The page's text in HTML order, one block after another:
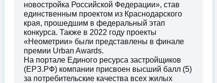
новостройка Российской Федерации», став
единственным проектом из Краснодарского
края, прошедшим в федеральный этап
конкурса. Также в 2022 году проекты
«Неометрии» были представлены в финале
премии Urban Awards.
На портале Единого ресурса застройщиков
(ЕРЗ.РФ) компании присвоен высший балл (5)
за потребительские качества всех жилых